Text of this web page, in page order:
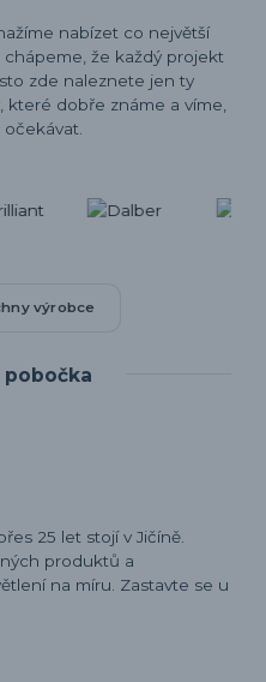
nabízet co největší
že každý projekt
zde naleznete jen ty
dobře známe a víme,
výrobce
pobočka
25 let stojí v Jičíně.
produktů a
na míru. Zastavte se u